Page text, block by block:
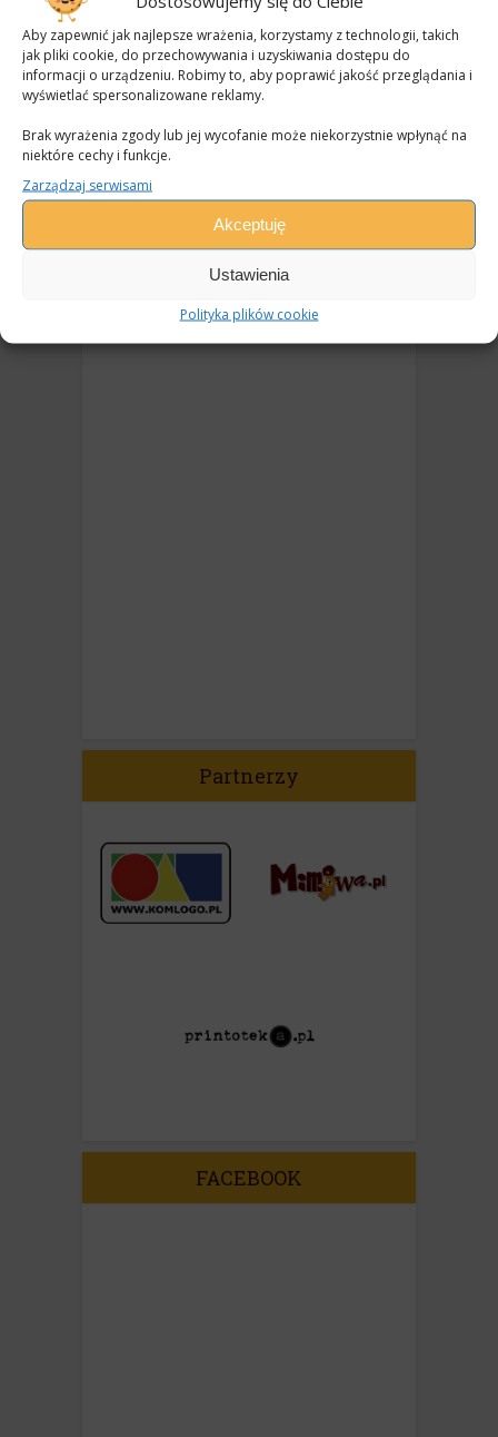
Aby zapewnić jak najlepsze wrażenia, korzystamy z technologii, takich
jak pliki cookie, do przechowywania i uzyskiwania dostępu do
informacji o urządzeniu. Robimy to, aby poprawić jakość przeglądania i
wyświetlać spersonalizowane reklamy.
Brak wyrażenia zgody lub jej wycofanie może niekorzystnie wpłynąć na
niektóre cechy i funkcje.
Zarządzaj serwisami
Akceptuję
Ustawienia
Polityka plików cookie
SZKOLENIA
POLECAMY
Partnerzy
FACEBOOK